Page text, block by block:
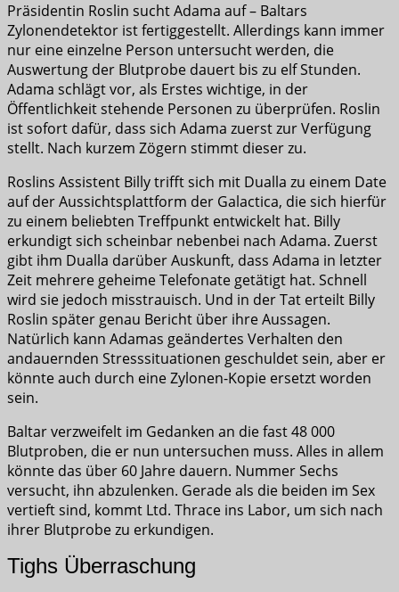
Präsidentin Roslin sucht Adama auf – Baltars
Zylonendetektor ist fertiggestellt. Allerdings kann immer
nur eine einzelne Person untersucht werden, die
Auswertung der Blutprobe dauert bis zu elf Stunden.
Adama schlägt vor, als Erstes wichtige, in der
Öffentlichkeit stehende Personen zu überprüfen. Roslin
ist sofort dafür, dass sich Adama zuerst zur Verfügung
stellt. Nach kurzem Zögern stimmt dieser zu.
Roslins Assistent Billy trifft sich mit Dualla zu einem Date
auf der Aussichtsplattform der Galactica, die sich hierfür
zu einem beliebten Treffpunkt entwickelt hat. Billy
erkundigt sich scheinbar nebenbei nach Adama. Zuerst
gibt ihm Dualla darüber Auskunft, dass Adama in letzter
Zeit mehrere geheime Telefonate getätigt hat. Schnell
wird sie jedoch misstrauisch. Und in der Tat erteilt Billy
Roslin später genau Bericht über ihre Aussagen.
Natürlich kann Adamas geändertes Verhalten den
andauernden Stresssituationen geschuldet sein, aber er
könnte auch durch eine Zylonen-Kopie ersetzt worden
sein.
Baltar verzweifelt im Gedanken an die fast 48 000
Blutproben, die er nun untersuchen muss. Alles in allem
könnte das über 60 Jahre dauern. Nummer Sechs
versucht, ihn abzulenken. Gerade als die beiden im Sex
vertieft sind, kommt Ltd. Thrace ins Labor, um sich nach
ihrer Blutprobe zu erkundigen.
Tighs Überraschung